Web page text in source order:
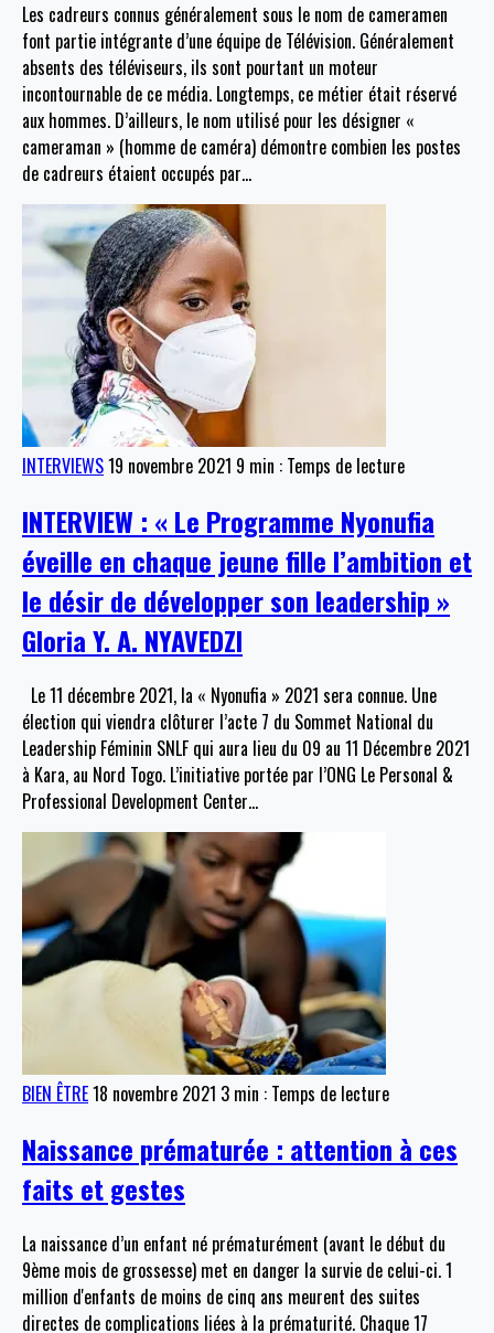
Les cadreurs connus généralement sous le nom de cameramen
font partie intégrante d’une équipe de Télévision. Généralement
absents des téléviseurs, ils sont pourtant un moteur
incontournable de ce média. Longtemps, ce métier était réservé
aux hommes. D’ailleurs, le nom utilisé pour les désigner «
cameraman » (homme de caméra) démontre combien les postes
de cadreurs étaient occupés par…
INTERVIEWS19 novembre 2021 9 min : Temps de lecture
INTERVIEW : « Le Programme Nyonufia
éveille en chaque jeune fille l’ambition et
le désir de développer son leadership »
Gloria Y. A. NYAVEDZI
Le 11 décembre 2021, la « Nyonufia » 2021 sera connue. Une
élection qui viendra clôturer l’acte 7 du Sommet National du
Leadership Féminin SNLF qui aura lieu du 09 au 11 Décembre 2021
à Kara, au Nord Togo. L’initiative portée par l’ONG Le Personal &
Professional Development Center…
BIEN ÊTRE18 novembre 2021 3 min : Temps de lecture
Naissance prématurée : attention à ces
faits et gestes
La naissance d’un enfant né prématurément (avant le début du
9ème mois de grossesse) met en danger la survie de celui-ci. 1
million d'enfants de moins de cinq ans meurent des suites
directes de complications liées à la prématurité. Chaque 17